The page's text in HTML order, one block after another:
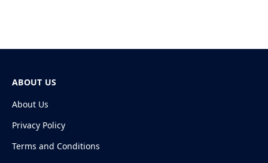
ABOUT US
About Us
Privacy Policy
Terms and Conditions